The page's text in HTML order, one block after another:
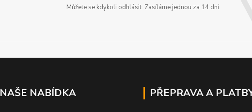
Můžete se kdykoli odhlásit. Zasíláme jednou za 14 dní.
NAŠE NABÍDKA PŘEPRAVA A